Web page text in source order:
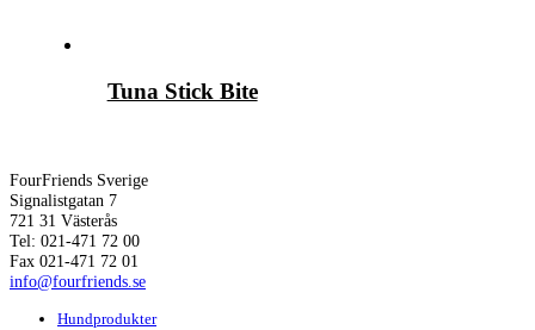
Tuna Stick Bite
FourFriends Sverige
Signalistgatan 7
721 31 Västerås
Tel: 021-471 72 00
Fax 021-471 72 01
info@fourfriends.se
Hundprodukter